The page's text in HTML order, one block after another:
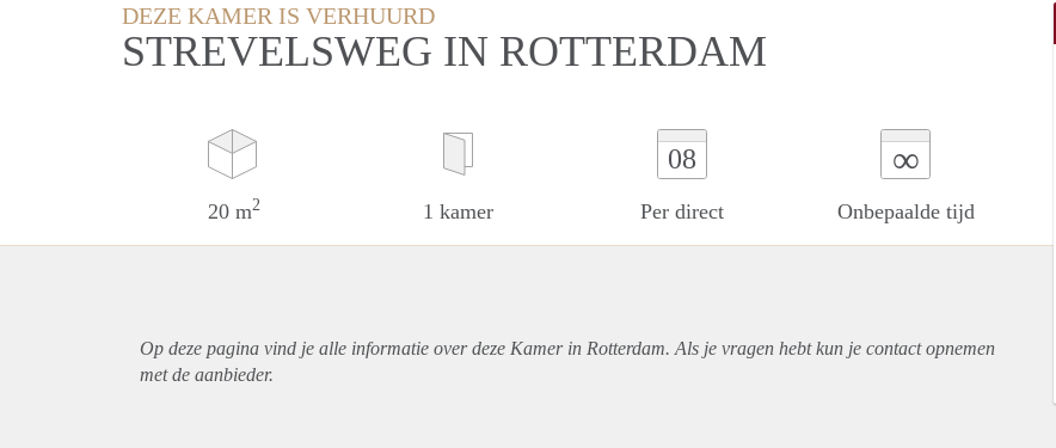
DEZE KAMER IS VERHUURD
STREVELSWEG IN ROTTERDAM
20 m2 1 kamer
08
Per direct
∞
Onbepaalde tijd
Op deze pagina vind je alle informatie over deze Kamer in Rotterdam. Als je vragen hebt kun je contact opnemen
met de aanbieder.